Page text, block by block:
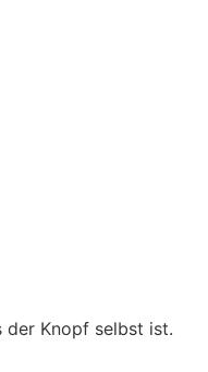
Knopf selbst ist.